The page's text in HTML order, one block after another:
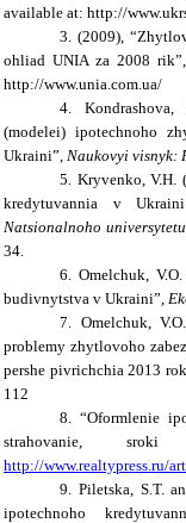
available at: http://
3. (2009),
ohliad UNIA za 2008
http://www.unia.com.ua/
4.
(modelei) ipotechnoho
Ukraini”, Naukovyi visnyk:
5. Kryvenko, V.H.
kredytuvannia v
Natsionalnoho
34.
6. Omelchuk,
budivnytstva v Ukraini”,
7. Omelchuk,
problemy zhytlovoho
pershe pivrichchia 2013
112
8. “Oformlenie
strahovanie,
http://www.realtypress.ru/
9. Piletska, S.T.
ipotechnoho